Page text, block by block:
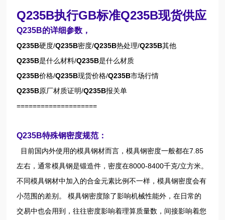
Q235B执行GB标准Q235B现货供应
Q235B的详细参数，
Q235B硬度/Q235B密度/Q235B热处理/Q235B其他
Q235B是什么材料/Q235B是什么材质
Q235B价格/Q235B现货价格/Q235B市场行情
Q235B原厂材质证明/Q235B报关单
====================
Q235B特殊钢密度规范：
目前国内外使用的模具钢材而言，模具钢密度一般都在7.85
左右，通常模具钢是锻造件，密度在8000-8400千克/立方米。
不同模具钢材中加入的合金元素比例不一样，模具钢密度会有
小范围的差别。 模具钢密度除了影响机械性能外，在日常的
交易中也会用到，往往密度影响着理算质量数，间接影响着您